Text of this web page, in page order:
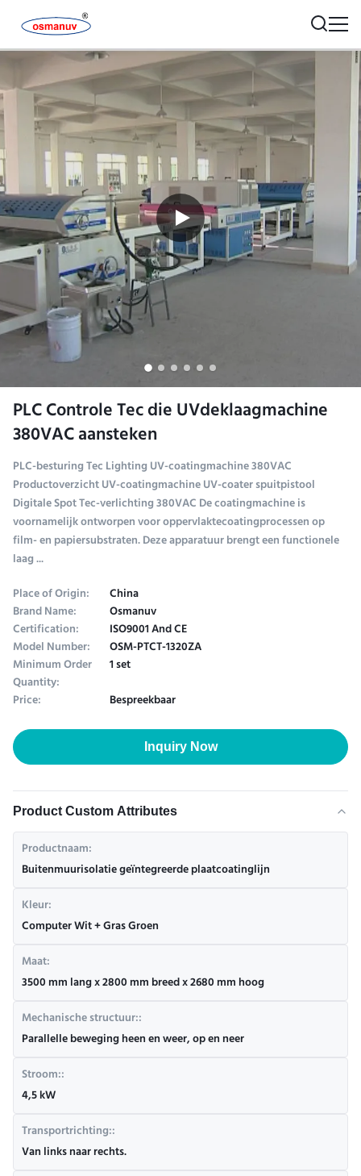
PLC Controle Tec die UVdeklaagmachine
380VAC aansteken
PLC-besturing Tec Lighting UV-coatingmachine 380VAC
Productoverzicht UV-coatingmachine UV-coater spuitpistool
Digitale Spot Tec-verlichting 380VAC De coatingmachine is
voornamelijk ontworpen voor oppervlaktecoatingprocessen op
film- en papiersubstraten. Deze apparatuur brengt een functionele
laag ...
Place of Origin:
China
Brand Name: Osmanuv
Certification: ISO9001 And CE
Model Number: OSM-PTCT-1320ZA
Minimum Order
Quantity:
1 set
Price:
Bespreekbaar
Inquiry Now
Product Custom Attributes
Productnaam:
Buitenmuurisolatie geïntegreerde plaatcoatinglijn
Kleur:
Computer Wit + Gras Groen
Maat:
3500 mm lang x 2800 mm breed x 2680 mm hoog
Mechanische structuur::
Parallelle beweging heen en weer, op en neer
Stroom::
4,5 kW
Transportrichting::
Van links naar rechts.